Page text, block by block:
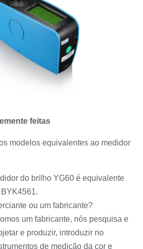
feitas
modelos equivalentes ao medidor
do brilho YG60 é equivalente
ou um fabricante?
um fabricante, nós pesquisa e
e produzir, introduzir no
de medição da cor e